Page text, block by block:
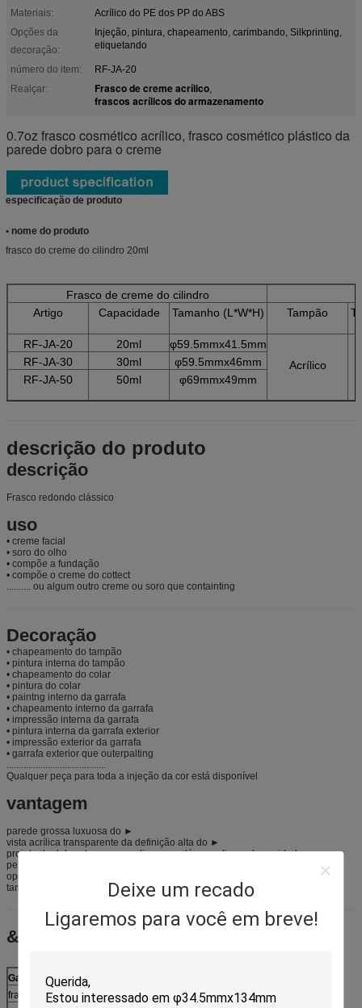
Deixe um recado
Ligaremos para você em breve!
Materiais:
Acrílico do PE dos PP do ABS
Opções da
decoração:
Injeção, pintura, chapeamento, carimbando, Silkprinting,
etiquetando
número do item:
RF-JA-20
Realçar:
Frasco de creme acrílico,
frascos acrílicos do armazenamento
0.7oz frasco cosmético acrílico, frasco cosmético plástico da
parede dobro para o creme
especificação de produto
• nome do produto
frasco do creme do cilindro 20ml
Frasco de creme do cilindro
Artigo
Capacidade Tamanho (L*W*H) Tampão
RF-JA-20 20ml
φ59.5mmx41.5mm
Acrílico
RF-JA-30 30ml
φ59.5mmx46mm
RF-JA-50
50ml φ69mmx49mm
descrição do produto
descrição
Frasco redondo clássico
uso
• creme facial
• soro do olho
• compõe a fundação
• compõe o creme do cottect
.......... ou algum outro creme ou soro que containting
Decoração
• chapeamento do tampão
• pintura interna do tampão
• chapeamento do colar
• pintura do colar
• paintng interno da garrafa
• chapeamento interno da garrafa
• impressão interna da garrafa
• pintura interna da garrafa exterior
• impressão exterior da garrafa
• garrafa exterior que outerpalting
.........................................
Qualquer peça para toda a injeção da cor está disponível
vantagem
parede grossa luxuosa do ►
vista acrílica transparente da definição alta do ►
projeto do dobro do ► com o disco que dá o uso limpo dos cuidados com a
pele
opções internas multipal disponíveis da pintura e do chapeamento do ►
tampão extravagante do ► que denomina o projeto
&process da escala
Gama de produtos
frasco acrílico
Moldar